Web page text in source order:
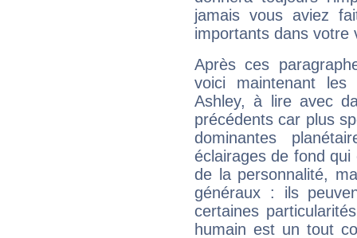
jamais vous aviez
importants dans votre
Après ces
voici maintenant les
Ashley, à lire avec
précédents car plus
dominantes
éclairages de fond
de la personnalité,
généraux : ils
certaines
humain est un tout